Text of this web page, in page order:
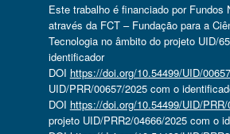
Este trabalho é financiado por Fundos
através da FCT – Fundação para a
Tecnologia no âmbito do projeto UID/
identificador
DOI https://doi.org/10.54499/UID/
UID/PRR/00657/2025 com o
DOI https://doi.org/10.54499/UID/
projeto UID/PRR2/04666/2025 com o